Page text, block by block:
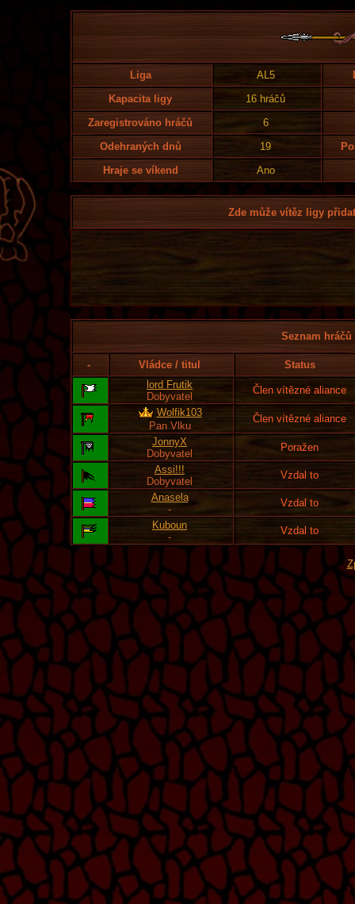
Liga AL5
Kapacita ligy
16 hráčů
Zaregistrováno hráčů
6
Odehraných dnů
19
Hraje se víkend
Ano
Zde může vítěz ligy
Seznam
- Vládce / titul
Status
lord Frutik
Dobyvatel
Člen vítězné aliance
Wolfik103
Pan Vlku
Člen vítězné aliance
JonnyX
Dobyvatel
Poražen
Assi!!!
Dobyvatel
Vzdal to
Anasela
-
Vzdal to
Kuboun
-
Vzdal to